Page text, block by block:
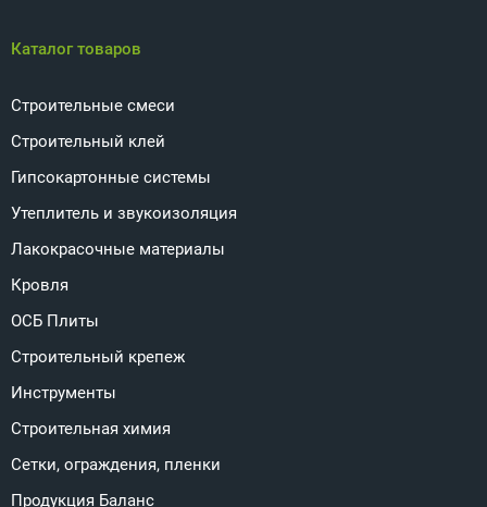
Каталог товаров
Строительные смеси
Строительный клей
Гипсокартонные системы
Утеплитель и звукоизоляция
Лакокрасочные материалы
Кровля
ОСБ Плиты
Строительный крепеж
Инструменты
Строительная химия
Сетки, ограждения, пленки
Продукция Баланс